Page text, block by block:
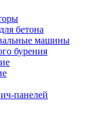
бетона
машины
бурения
панелей